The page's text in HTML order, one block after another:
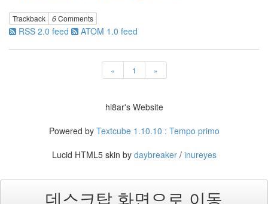
Trackback 6Comments
RSS 2.0 feed ATOM 1.0 feed
« 1 »
궐
선
거
카
윤
hi8ar's Website
Powered by Textcube 1.10.10 : Tempo primo
Lucid HTML5 skin by daybreaker/ inureyes
데스크탑 화면으로 이동